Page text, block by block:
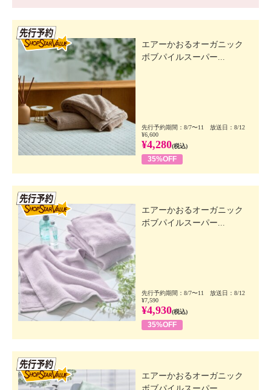
エアーかおるオーガニック
ボブパイルスーパー...
先行予約期間：8/7〜11 放送日：8/12
¥6,600
¥4,280(税込)
35%OFF
エアーかおるオーガニック
ボブパイルスーパー...
先行予約期間：8/7〜11 放送日：8/12
¥7,590
¥4,930(税込)
35%OFF
エアーかおるオーガニック